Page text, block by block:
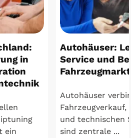
in
ein
Autohäuser:
Service und
Fahrzeugmarkt
Autohäuser
Fahrzeugverkauf,
und technischen
sind zentrale ...